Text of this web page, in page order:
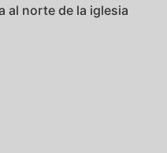
al norte de la iglesia